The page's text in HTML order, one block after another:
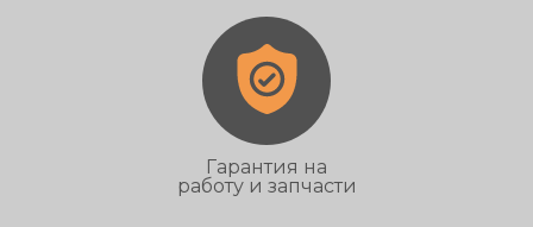
Гарантия на
работу и запчасти